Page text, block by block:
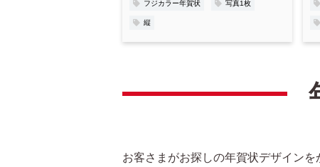
フジカラー年賀状 写真1枚
縦
お客さまがお探しの年賀状デザイン